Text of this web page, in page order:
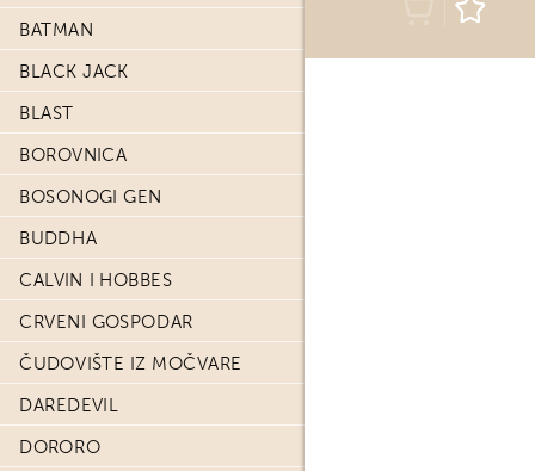
BATMAN
BLACK JACK
BLAST
BOROVNICA
BOSONOGI GEN
BUDDHA
CALVIN I HOBBES
CRVENI GOSPODAR
ČUDOVIŠTE IZ MOČVARE
DAREDEVIL
DORORO